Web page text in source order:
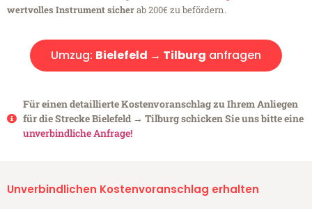
wertvolles Instrument sicherab 200€ zu befördern.
Umzug: Bielefeld → Tilburg anfragen
Für einen detaillierte Kostenvoranschlag zu Ihrem Anliegen
für die Strecke Bielefeld → Tilburg schicken Sie uns bitte eine
unverbindliche Anfrage!
Unverbindlichen Kostenvoranschlag erhalten